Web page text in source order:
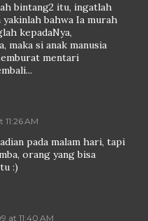
bintang2 itu, ingatlah
yakinlah bahwa Ia murah
kepadaNya,
maka si anak manusia
mentari
AM
pada malam hari, tapi
orang yang bisa
:)
at 11:40 AM